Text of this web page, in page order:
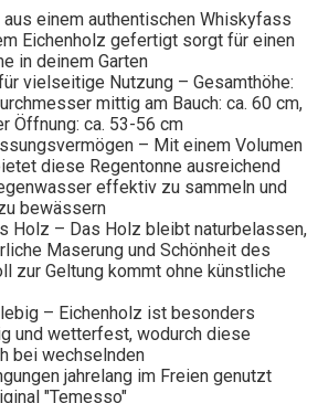
aus einem authentischen Whiskyfass
Eichenholz gefertigt sorgt für einen
in deinem Garten
vielseitige Nutzung – Gesamthöhe:
mittig am Bauch: ca. 60 cm,
Öffnung: ca. 53-56 cm
– Mit einem Volumen
diese Regentonne ausreichend
effektiv zu sammeln und
bewässern
Holz – Das Holz bleibt naturbelassen,
Maserung und Schönheit des
zur Geltung kommt ohne künstliche
– Eichenholz ist besonders
und wetterfest, wodurch diese
bei wechselnden
jahrelang im Freien genutzt
"Temesso"